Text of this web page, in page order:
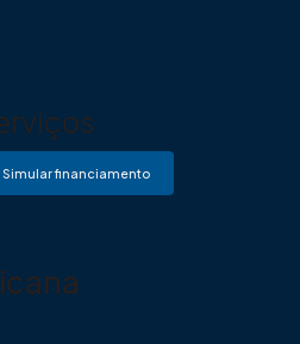
Simular financiamento